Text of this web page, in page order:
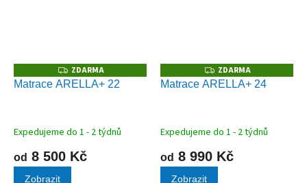
Z
D
A
ZDARMA
Matrace ARELLA+ 22
Expedujeme do 1 - 2 týdnů
od 8 500 Kč
Zobrazit
Z
D
A
ZDARMA
Matrace ARELLA+ 24
Expedujeme do 1 - 2 týdnů
od 8 990 Kč
Zobrazit